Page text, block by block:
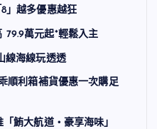
」越多優惠越狂
79.9萬元起*輕鬆入主
線海線玩透透
順利箱補貨優惠一次購足
鮪大航道・豪享海味」